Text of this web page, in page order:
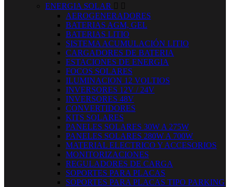
ENERGIA SOLAR  
AEROGENERADORES
BATERIAS AGM, GEL
BATERIAS LITIO
SISTEMA ACUMULACIÓN LITIO
CARGADORES DE BATERIA
ESTACIONES DE ENERGIA
FOCOS SOLARES
ILUMINACION 12 VOLTIOS
INVERSORES 12V / 24V
INVERSORES 48V
CONVERTIDORES
KITS SOLARES
PANELES SOLARES 30W A 275W
PANELES SOLARES 280W A 700W
MATERIAL ELECTRICO Y ACCESORIOS
MONITORIZACIONES
REGULADORES DE CARGA
SOPORTES PARA PLACAS
SOPORTES PARA PLACAS TIPO PARKING